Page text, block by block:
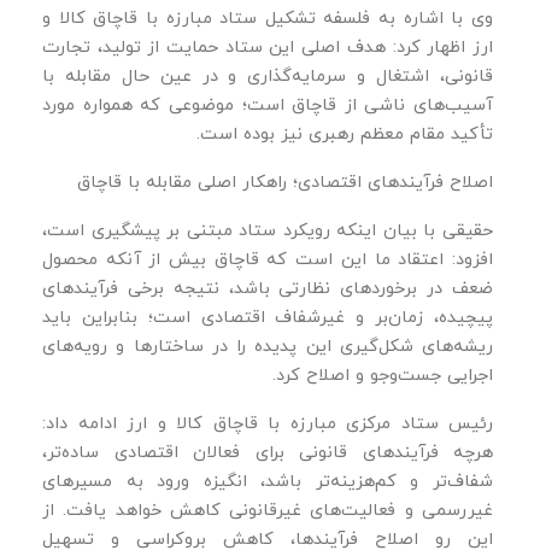
وی با اشاره به فلسفه تشکیل ستاد مبارزه با قاچاق کالا و
ارز اظهار کرد: هدف اصلی این ستاد حمایت از تولید، تجارت
قانونی، اشتغال و سرمایه‌گذاری و در عین حال مقابله با
آسیب‌های ناشی از قاچاق است؛ موضوعی که همواره مورد
تأکید مقام معظم رهبری نیز بوده است.
اصلاح فرآیندهای اقتصادی؛ راهکار اصلی مقابله با قاچاق
حقیقی با بیان اینکه رویکرد ستاد مبتنی بر پیشگیری است،
افزود: اعتقاد ما این است که قاچاق بیش از آنکه محصول
ضعف در برخوردهای نظارتی باشد، نتیجه برخی فرآیندهای
پیچیده، زمان‌بر و غیرشفاف اقتصادی است؛ بنابراین باید
ریشه‌های شکل‌گیری این پدیده را در ساختارها و رویه‌های
اجرایی جست‌وجو و اصلاح کرد.
رئیس ستاد مرکزی مبارزه با قاچاق کالا و ارز ادامه داد:
هرچه فرآیندهای قانونی برای فعالان اقتصادی ساده‌تر،
شفاف‌تر و کم‌هزینه‌تر باشد، انگیزه ورود به مسیرهای
غیررسمی و فعالیت‌های غیرقانونی کاهش خواهد یافت. از
این رو اصلاح فرآیندها، کاهش بروکراسی و تسهیل